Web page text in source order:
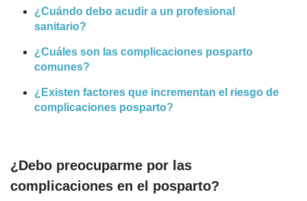
¿Cuándo debo acudir a un profesional
sanitario?
¿Cuáles son las complicaciones posparto
comunes?
¿Existen factores que incrementan el riesgo de
complicaciones posparto?
¿Debo preocuparme por las
complicaciones en el posparto?